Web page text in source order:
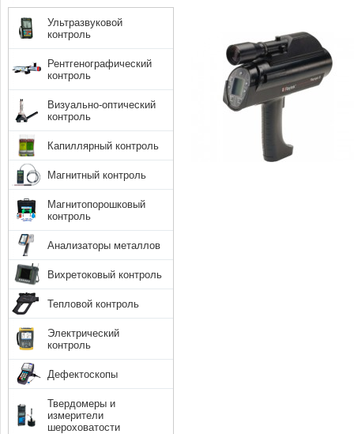
Ультразвуковой
контроль
Рентгенографический
контроль
Визуально-оптический
контроль
Капиллярный контроль
Магнитный контроль
Магнитопорошковый
контроль
Анализаторы металлов
Вихретоковый контроль
Тепловой контроль
Электрический
контроль
Дефектоскопы
Твердомеры и
измерители
шероховатости